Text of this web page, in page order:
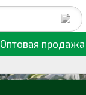
Оптовая продажа